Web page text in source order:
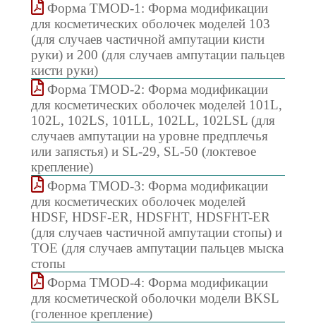
Форма TMOD-1: Форма модификации
для косметических оболочек моделей 103
(для случаев частичной ампутации кисти
руки) и 200 (для случаев ампутации пальцев
кисти руки)
Форма TMOD-2: Форма модификации
для косметических оболочек моделей 101L,
102L, 102LS, 101LL, 102LL, 102LSL (для
случаев ампутации на уровне предплечья
или запястья) и SL-29, SL-50 (локтевое
крепление)
Форма TMOD-3: Форма модификации
для косметических оболочек моделей
HDSF, HDSF-ER, HDSFHT, HDSFHT-ER
(для случаев частичной ампутации стопы) и
TOE (для случаев ампутации пальцев мыска
стопы
Форма TMOD-4: Форма модификации
для косметической оболочки модели BKSL
(голенное крепление)